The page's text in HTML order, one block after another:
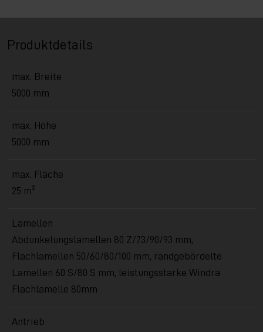
Produktdetails
max. Breite
5000 mm
max. Höhe
5000 mm
max. Fläche
25 m²
Lamellen
Abdunkelungslamellen 80 Z/73/90/93 mm,
Flachlamellen 50/60/80/100 mm, randgebördelte
Lamellen 60 S/80 S mm, leistungsstarke Windra
Flachlamelle 80mm
Antrieb